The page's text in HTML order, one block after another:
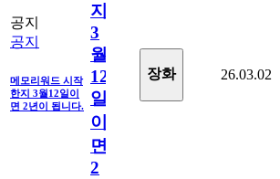
공지
공지
메모리워드 시작
한지 3월12일이
면 2년이 됩니다.
지
3
월
12
일
이
면
2
장화 26.03.02